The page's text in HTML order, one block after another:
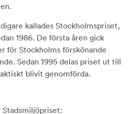
kallades Stockholmspriset,
1986. De första åren gick
för Stockholms förskönande
Sedan 1995 delas priset ut till
blivit genomförda.
Stadsmiljöpriset: